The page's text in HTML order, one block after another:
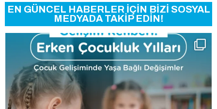
EN GÜNCEL HABERLER İÇİN BİZİ SOSYAL
MEDYADA TAKİP EDİN!